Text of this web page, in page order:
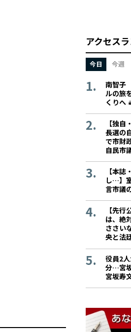
アクセス
今日 今週
南智子
ルの旅
くりへ
【独
長選の
で市財
自民市
【本
し…】
言市議
【先
は、絶
ささい
央と法
役員2
分…宮
宮坂寿